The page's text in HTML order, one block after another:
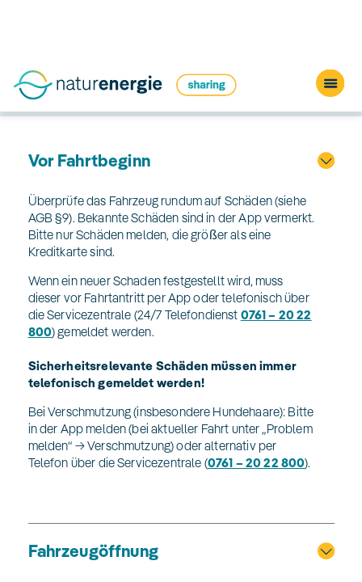
An der Station
Vor Fahrtbeginn
Überprüfe das Fahrzeug rundum auf Schäden (siehe
AGB §9). Bekannte Schäden sind in der App vermerkt.
Bitte nur Schäden melden, die größer als eine
Kreditkarte sind.
Wenn ein neuer Schaden festgestellt wird, muss
dieser vor Fahrtantritt per App oder telefonisch über
die Servicezentrale (24/7 Telefondienst 0761 – 20 22
800) gemeldet werden.
Sicherheitsrelevante Schäden müssen immer
telefonisch gemeldet werden!
Bei Verschmutzung (insbesondere Hundehaare): Bitte
in der App melden (bei aktueller Fahrt unter „Problem
melden“ → Verschmutzung) oder alternativ per
Telefon über die Servicezentrale (0761 – 20 22 800).
Fahrzeugöffnung